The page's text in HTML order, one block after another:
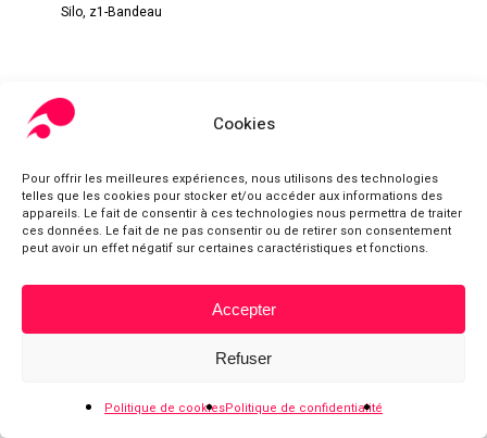
Cookies
Pour offrir les meilleures expériences, nous utilisons des technologies
telles que les cookies pour stocker et/ou accéder aux informations des
appareils. Le fait de consentir à ces technologies nous permettra de traiter
ces données. Le fait de ne pas consentir ou de retirer son consentement
peut avoir un effet négatif sur certaines caractéristiques et fonctions.
Accepter
Refuser
Politique de cookiesPolitique de confidentialité
Silo, z1-Bandeau